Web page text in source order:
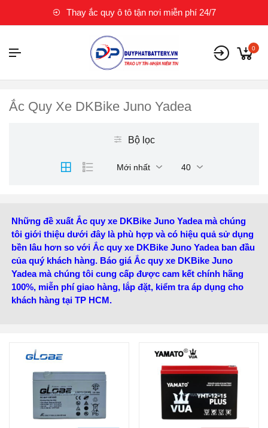
Thay ắc quy ô tô tận nơi miễn phí 24/7
0
Ắc Quy Xe DKBike Juno Yadea
Bộ lọc
Mới nhất 40
Những đề xuất Ắc quy xe DKBike Juno Yadea mà chúng
tôi giới thiệu dưới đây là phù hợp và có hiệu quả sử dụng
bền lâu hơn so với Ắc quy xe DKBike Juno Yadea ban đầu
của quý khách hàng. Báo giá Ắc quy xe DKBike Juno
Yadea mà chúng tôi cung cấp được cam kết chính hãng
100%, miễn phí giao hàng, lắp đặt, kiểm tra áp dụng cho
khách hàng tại TP HCM.
Thương hiệu ắc quy:
GLOBE
Điện thế (V):12 V
Dung lượng (Ah):
Điện thế (V):12 V
Dung lượng (Ah): 15 Ah